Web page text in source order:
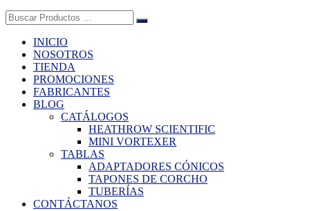
Buscar:
INICIO
NOSOTROS
TIENDA
PROMOCIONES
FABRICANTES
BLOG
CATÁLOGOS
HEATHROW SCIENTIFIC
MINI VORTEXER
TABLAS
ADAPTADORES CÓNICOS
TAPONES DE CORCHO
TUBERÍAS
CONTÁCTANOS